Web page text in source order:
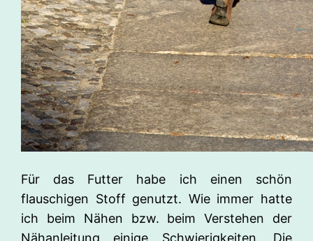
Für das Futter habe ich einen schön
flauschigen Stoff genutzt. Wie immer hatte
ich beim Nähen bzw. beim Verstehen der
Nähanleitung einige Schwierigkeiten. Die